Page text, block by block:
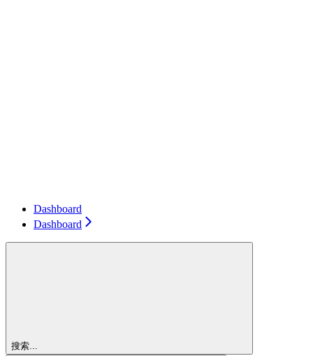
Dashboard
Dashboard
搜索...